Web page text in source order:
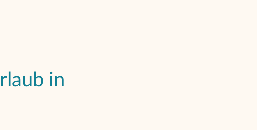
in